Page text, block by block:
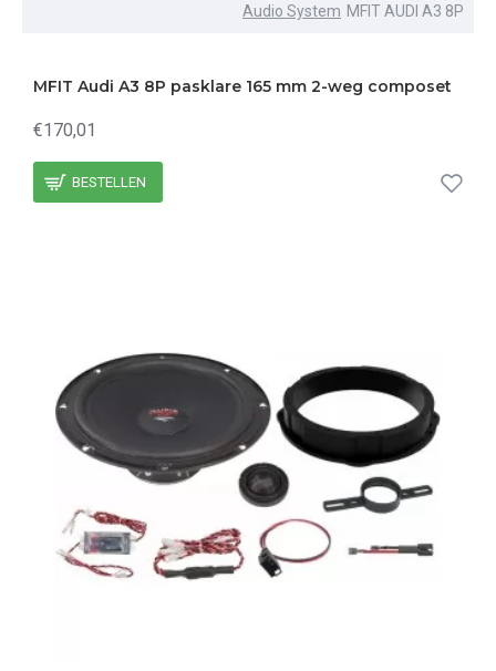
Audio System MFIT AUDI A3 8P
MFIT Audi A3 8P pasklare 165 mm 2-weg composet
€170,01
BESTELLEN